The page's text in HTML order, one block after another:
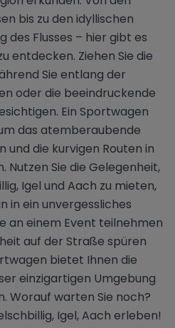
bis zu den idyllischen
des Flusses – hier gibt es
entdecken. Ziehen Sie die
Sie entlang der
oder die beeindruckende
Ein Sportwagen
das atemberaubende
und die kurvigen Routen in
Nutzen Sie die Gelegenheit,
Igel und Aach zu mieten,
in ein unvergessliches
an einem Event teilnehmen
auf der Straße spüren
bietet Ihnen die
einzigartigen Umgebung
Worauf warten Sie noch?
Igel, Aach erleben!